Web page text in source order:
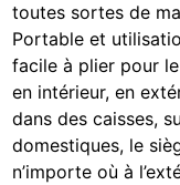
toutes sortes de
Portable et
facile à plier pour
en intérieur, en
dans des caisses,
domestiques, le
n’importe où à